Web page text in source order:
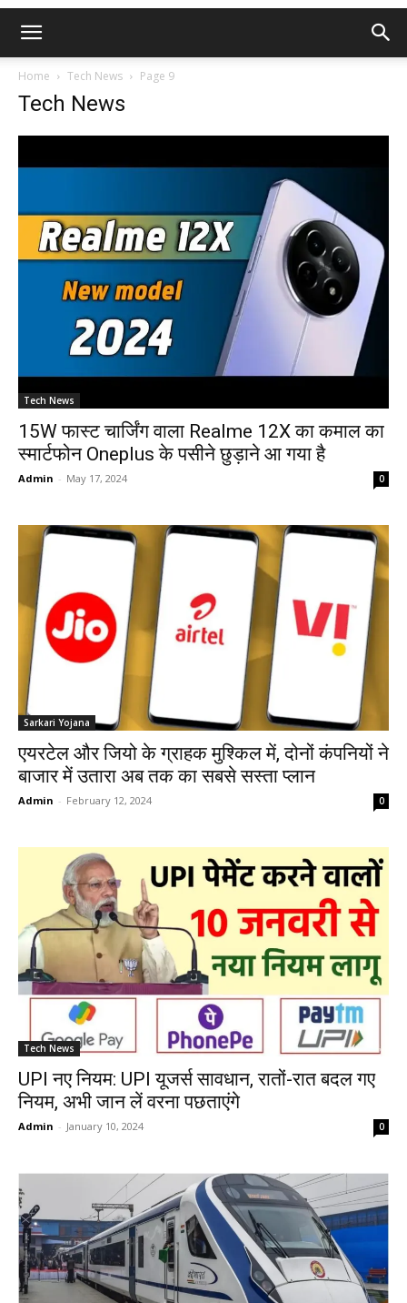
Home Tech News Page 9
Tech News
Tech News
15W फास्ट चार्जिंग वाला Realme 12X का कमाल का
स्मार्टफोन Oneplus के पसीने छुड़ाने आ गया है
Admin - May 17, 2024 0
Sarkari Yojana
एयरटेल और जियो के ग्राहक मुश्किल में, दोनों कंपनियों ने
बाजार में उतारा अब तक का सबसे सस्ता प्लान
Admin - February 12, 2024 0
Tech News
UPI नए नियम: UPI यूजर्स सावधान, रातों-रात बदल गए
नियम, अभी जान लें वरना पछताएंगे
Admin - January 10, 2024 0